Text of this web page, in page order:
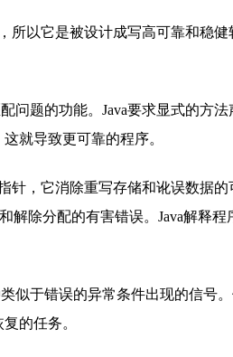
以它是被设计成写高可靠和稳健
题的功能。Java要求显式的方法
就导致更可靠的程序。
，它消除重写存储和讹误数据的
解除分配的有害错误。Java解释
于错误的异常条件出现的信号。
的任务。